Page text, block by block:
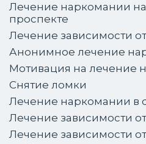
Лечение наркомании
проспекте
Лечение зависимости
Анонимное лечение
Мотивация на лечение
Снятие ломки
Лечение наркомании в
Лечение зависимости
Лечение зависимости